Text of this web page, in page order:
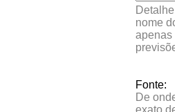
nome
apenas
Fonte:
De
exato